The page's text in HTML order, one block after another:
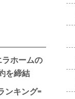
ホームの
を締結
ンキング=